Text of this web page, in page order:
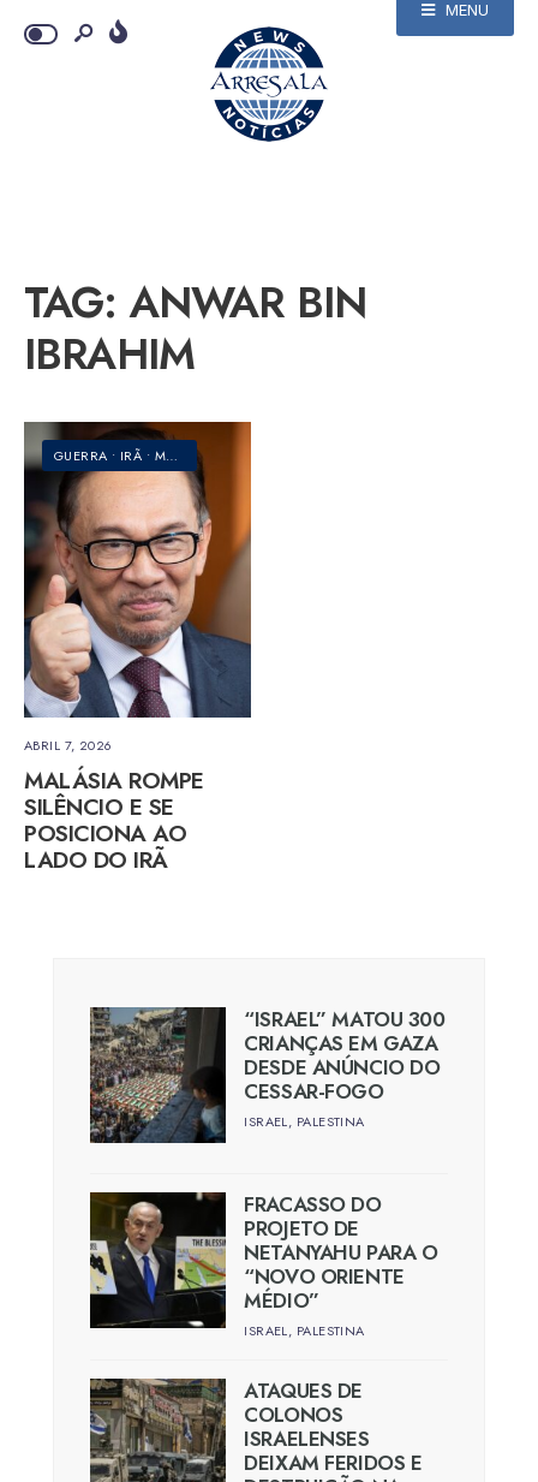
MENU
TAG:ANWAR BIN
IBRAHIM
GUERRA • IRÃ • MUNDO
ABRIL 7, 2026
MALÁSIA ROMPE
SILÊNCIO E SE
POSICIONA AO
LADO DO IRÃ
“ISRAEL” MATOU 300
CRIANÇAS EM GAZA
DESDE ANÚNCIO DO
CESSAR-FOGO
ISRAEL, PALESTINA
FRACASSO DO
PROJETO DE
NETANYAHU PARA O
“NOVO ORIENTE
MÉDIO”
ISRAEL, PALESTINA
ATAQUES DE
COLONOS
ISRAELENSES
DEIXAM FERIDOS E